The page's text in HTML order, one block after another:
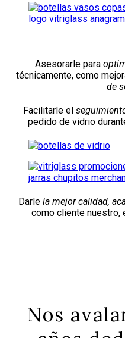
Asesorarle para
técnicamente, como
de
Facilitarle el
pedido de vidrio
Darle la mejor calidad,
como cliente nuestro,
Nos